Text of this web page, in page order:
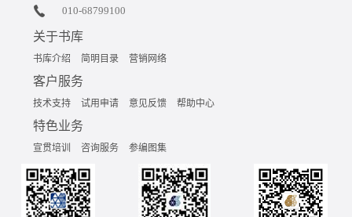
010-68799100
关于书库
书库介绍 简明目录 营销网络
客户服务
技术支持 试用申请 意见反馈 帮助中心
特色业务
宣贯培训 咨询服务 参编图集